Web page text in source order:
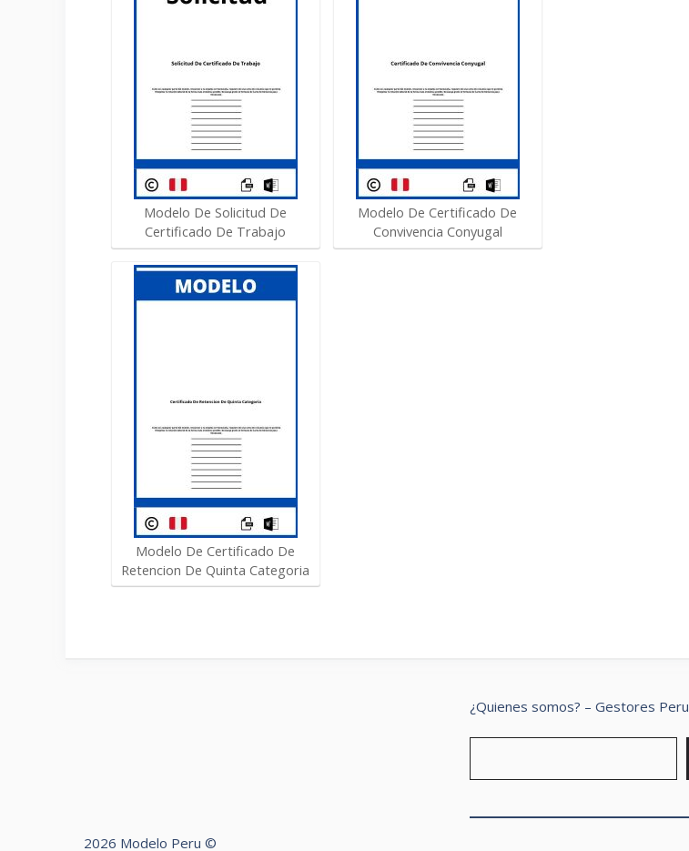
Modelo De Solicitud De
Certificado De Trabajo
Modelo De Certificado De
Retencion De Quinta Categoria
Modelo De Certificado De
Convivencia Conyugal
¿Quienes somos? – Gestores Peru
2026 Modelo Peru ©